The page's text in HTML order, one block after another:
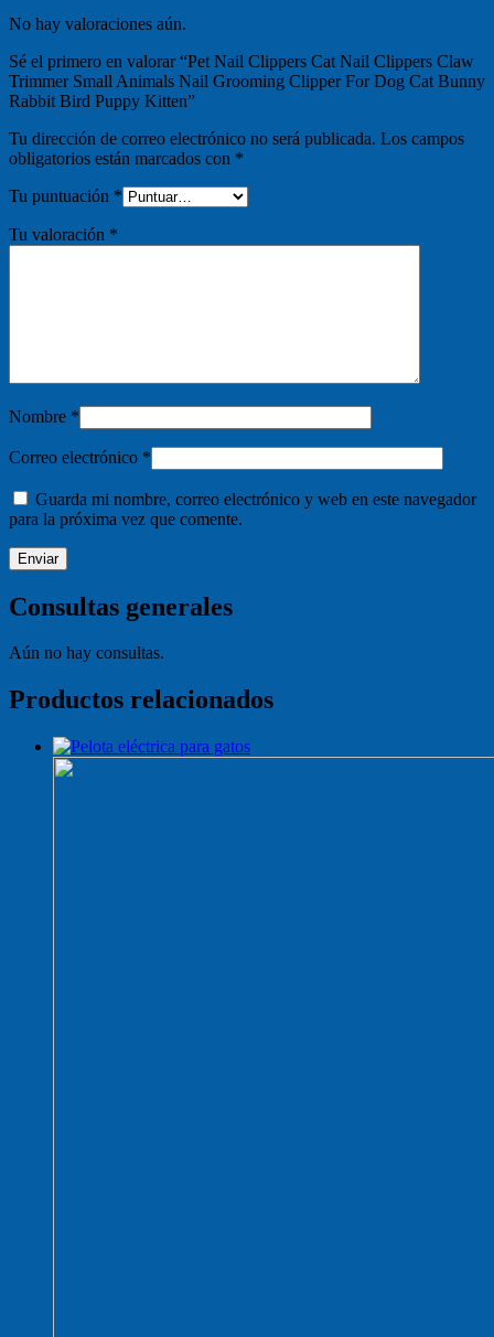
No hay valoraciones aún.
Sé el primero en valorar “Pet Nail Clippers Cat Nail Clippers Claw
Trimmer Small Animals Nail Grooming Clipper For Dog Cat Bunny
Rabbit Bird Puppy Kitten”
Tu dirección de correo electrónico no será publicada. Los campos
obligatorios están marcados con *
Tu puntuación *
Tu valoración *
Nombre *
Correo electrónico *
Guarda mi nombre, correo electrónico y web en este navegador
para la próxima vez que comente.
Consultas generales
Aún no hay consultas.
Productos relacionados